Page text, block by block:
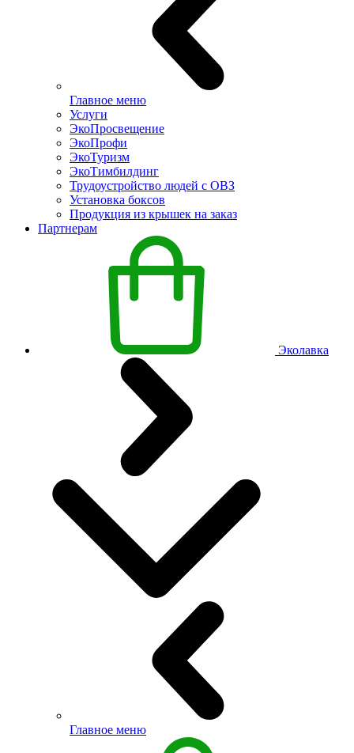
Главное меню
Услуги
ЭкоПросвещение
ЭкоПрофи
ЭкоТуризм
ЭкоТимбилдинг
Трудоустройство людей с ОВЗ
Установка боксов
Продукция из крышек на заказ
Партнерам
Эколавка
Главное меню